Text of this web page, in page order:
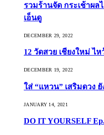
รวมร้านจัด กระเช้าผล
เอ็นดู
DECEMBER 29, 2022
12 วัดสวย เชียงใหม่ ไ
DECEMBER 19, 2022
ใส่ “แหวน” เสริมดวง ยั
JANUARY 14, 2021
DO IT YOURSELF